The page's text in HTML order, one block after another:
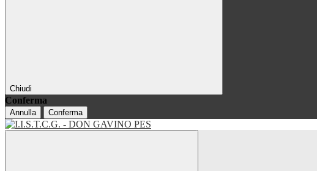
Chiudi
Conferma
Annulla Conferma